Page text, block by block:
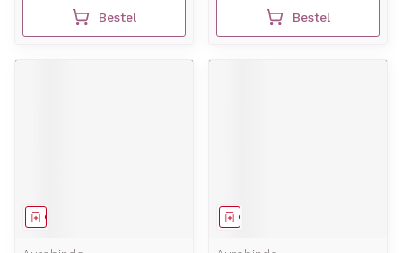
Bestel Bestel
Geneesmiddel Geneesmiddel